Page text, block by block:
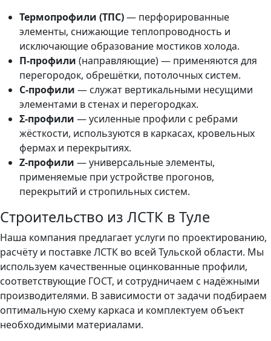
Термопрофили (ТПС)— перфорированные
элементы, снижающие теплопроводность и
исключающие образование мостиков холода.
П-профили (направляющие) — применяются для
перегородок, обрешётки, потолочных систем.
С-профили — служат вертикальными несущими
элементами в стенах и перегородках.
Σ-профили — усиленные профили с ребрами
жёсткости, используются в каркасах, кровельных
фермах и перекрытиях.
Z-профили — универсальные элементы,
применяемые при устройстве прогонов,
перекрытий и стропильных систем.
Строительство из ЛСТК в Туле
Наша компания предлагает услуги по проектированию,
расчёту и поставке ЛСТК во всей Тульской области. Мы
используем качественные оцинкованные профили,
соответствующие ГОСТ, и сотрудничаем с надёжными
производителями. В зависимости от задачи подбираем
оптимальную схему каркаса и комплектуем объект
необходимыми материалами.